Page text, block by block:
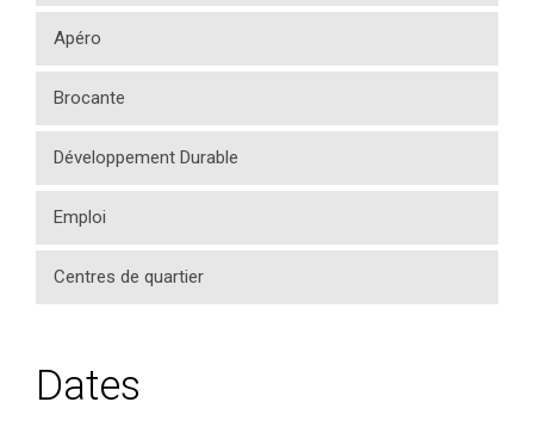
Apéro
Brocante
Développement Durable
Emploi
Centres de quartier
Dates